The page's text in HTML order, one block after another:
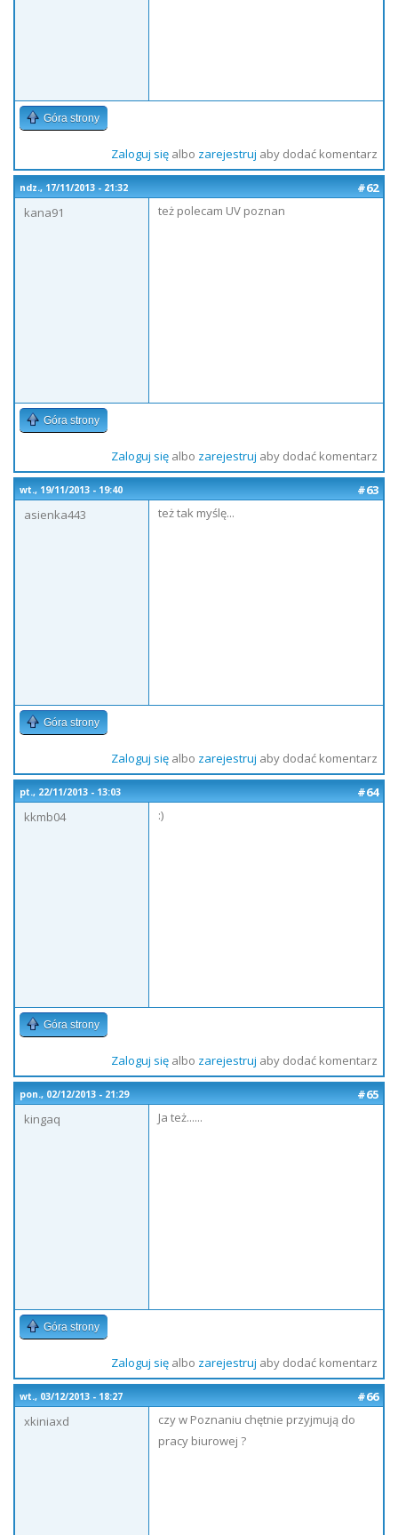
Góra strony
Zaloguj sięalbo zarejestruj aby dodać komentarz
ndz., 17/11/2013 - 21:32
#62
kana91
też polecam UV poznan
Góra strony
Zaloguj sięalbo zarejestruj aby dodać komentarz
wt., 19/11/2013 - 19:40
#63
asienka443
też tak myślę...
Góra strony
Zaloguj sięalbo zarejestruj aby dodać komentarz
pt., 22/11/2013 - 13:03
#64
kkmb04
:)
Góra strony
Zaloguj sięalbo zarejestruj aby dodać komentarz
pon., 02/12/2013 - 21:29
#65
kingaq
Ja też......
Góra strony
Zaloguj sięalbo zarejestruj aby dodać komentarz
wt., 03/12/2013 - 18:27
#66
xkiniaxd
czy w Poznaniu chętnie przyjmują do
pracy biurowej ?